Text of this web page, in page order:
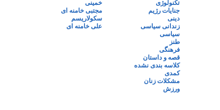
تکنولوژی
جنایات رژیم
دینی
زندانی سیاسی
سیاسی
طنز
فرهنگی
قصه و داستان
کلاسه بندی نشده
کمدی
مشکلات زنان
ورزش
خمینی
مجتبی خامنه ای
سکولاریسم
علی خامنه ای